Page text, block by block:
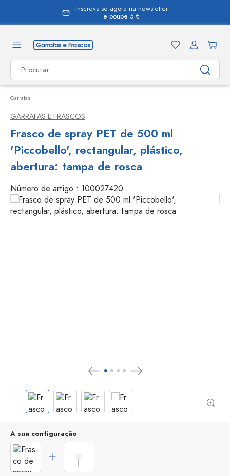
Inscreva-se agora na newsletter
e poupe 5 €
Garrafas
GARRAFAS E FRASCOS
Frasco de spray PET de 500 ml
'Piccobello', rectangular, plástico,
abertura: tampa de rosca
Número de artigo : 100027420
A sua configuração